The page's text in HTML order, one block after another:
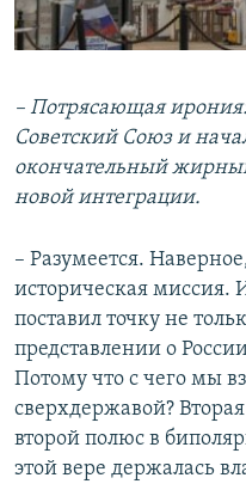
– Потрясающая ирония:
Советский Союз и
окончательный
новой интеграции.
– Разумеется.
историческая миссия.
поставил точку не
представлении о
Потому что с чего мы
сверхдержавой?
второй полюс в
этой вере держалась